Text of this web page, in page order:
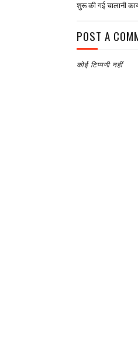
शुरू की गई चालानी
POST A
कोई टिप्पणी नहीं